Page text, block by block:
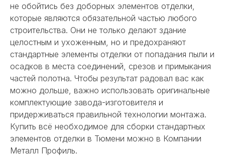
не обойтись без доборных элементов отделки,
которые являются обязательной частью любого
строительства. Они не только делают здание
целостным и ухоженным, но и предохраняют
стандартные элементы отделки от попадания пыли и
осадков в места соединений, срезов и примыкания
частей полотна. Чтобы результат радовал вас как
можно дольше, важно использовать оригинальные
комплектующие завода-изготовителя и
придерживаться правильной технологии монтажа.
Купить всё необходимое для сборки стандартных
элементов отделки в Тюмени можно в Компании
Металл Профиль.